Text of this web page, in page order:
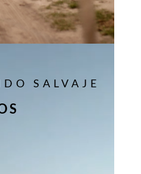
SALVAJE